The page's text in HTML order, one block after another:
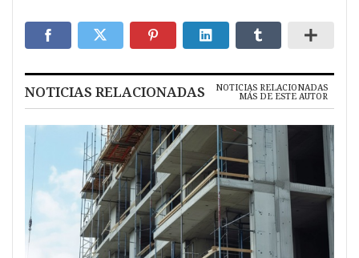
NOTICIAS RELACIONADAS NOTICIAS RELACIONADAS
MÁS DE ESTE AUTOR